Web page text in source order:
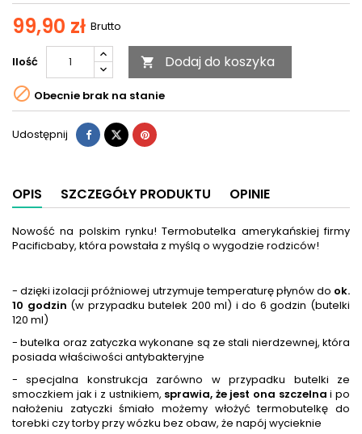
99,90 zł Brutto
Ilość  Dodaj do koszyka
 Obecnie brak na stanie
Udostępnij
OPIS SZCZEGÓŁY PRODUKTU OPINIE
Nowość na polskim rynku! Termobutelka amerykańskiej firmy
Pacificbaby, która powstała z myślą o wygodzie rodziców!
- dzięki izolacji próżniowej utrzymuje temperaturę płynów do ok.
10 godzin (w przypadku butelek 200 ml) i do 6 godzin (butelki
120 ml)
- butelka oraz zatyczka wykonane są ze stali nierdzewnej, która
posiada właściwości antybakteryjne
- specjalna konstrukcja zarówno w przypadku butelki ze
smoczkiem jak i z ustnikiem, sprawia, że jest ona szczelna i po
nałożeniu zatyczki śmiało możemy włożyć termobutelkę do
torebki czy torby przy wózku bez obaw, że napój wycieknie